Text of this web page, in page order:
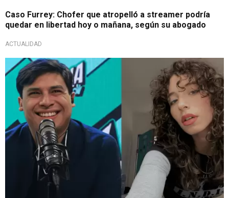
Caso Furrey: Chofer que atropelló a streamer podría
quedar en libertad hoy o mañana, según su abogado
ACTUALIDAD
Sorprendió con confesión